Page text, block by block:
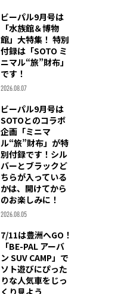
ビーパル9月号は
「水族館＆博物
館」大特集！ 特別
付録は「SOTO ミ
ニマル“旅”財布」
です！
2026.08.07
ビーパル9月号は
SOTOとのコラボ
企画「ミニマ
ル“旅”財布」が特
別付録です！シル
バーとブラックど
ちらが入っている
かは、開けてから
のお楽しみに！
2026.08.05
7/11は豊洲へGO！
「BE-PAL アーバ
ン SUV CAMP」で
ソト遊びにぴった
りな人気車をじっ
くり見よう